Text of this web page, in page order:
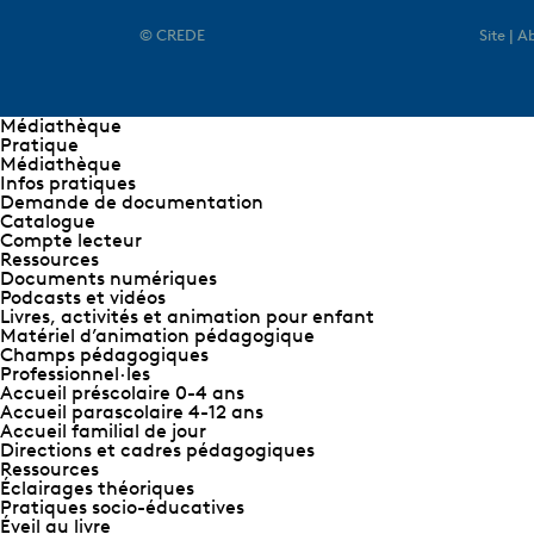
© CREDE Site |
Médiathèque
Pratique
Médiathèque
Infos pratiques
Demande de documentation
Catalogue
Compte lecteur
Ressources
Documents numériques
Podcasts et vidéos
Livres, activités et animation pour enfant
Matériel d’animation pédagogique
Champs pédagogiques
Professionnel∙les
Accueil préscolaire 0-4 ans
Accueil parascolaire 4-12 ans
Accueil familial de jour
Directions et cadres pédagogiques
Ressources
Éclairages théoriques
Pratiques socio-éducatives
Éveil au livre